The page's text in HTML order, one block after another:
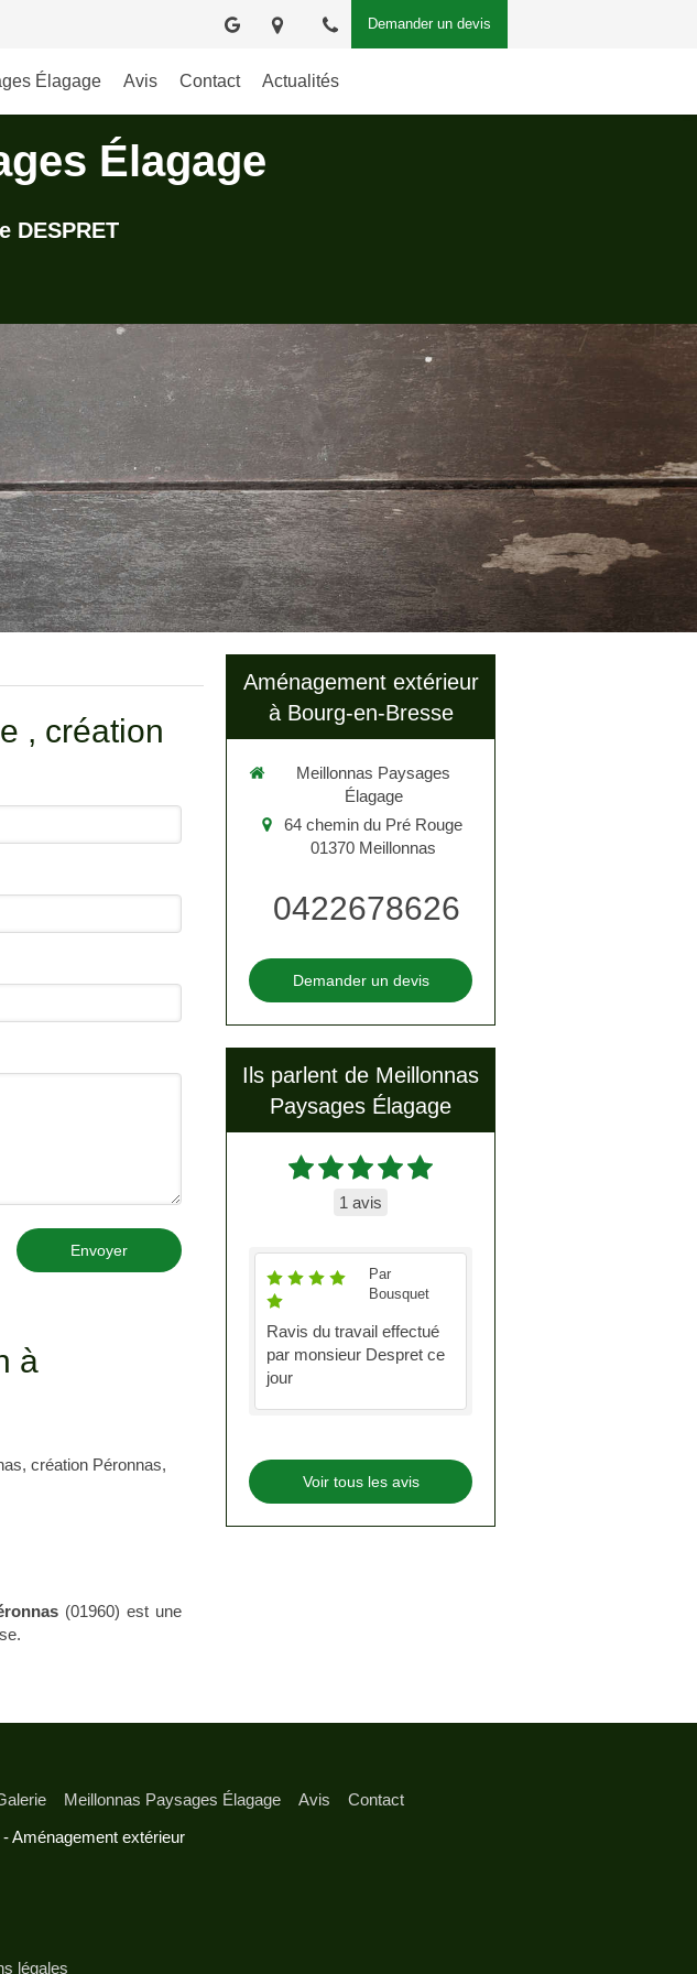
Demander un devis
Élagage Avis Contact Actualités
Élagage
DESPRET
, création
Envoyer
à
, création Péronnas,
(01960) est une
Aménagement extérieur
à Bourg-en-Bresse
Meillonnas Paysages
Élagage
64 chemin du Pré Rouge
01370 Meillonnas
0422678626
Demander un devis
Ils parlent de Meillonnas
Paysages Élagage
1 avis
Par
Bousquet
Ravis du travail effectué
par monsieur Despret ce
jour
Voir tous les avis
Meillonnas Paysages Élagage Avis
Contact
Aménagement extérieur
légales